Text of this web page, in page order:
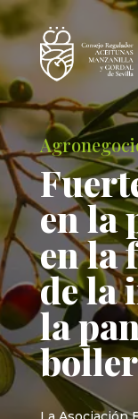
en la
en la
de la
la